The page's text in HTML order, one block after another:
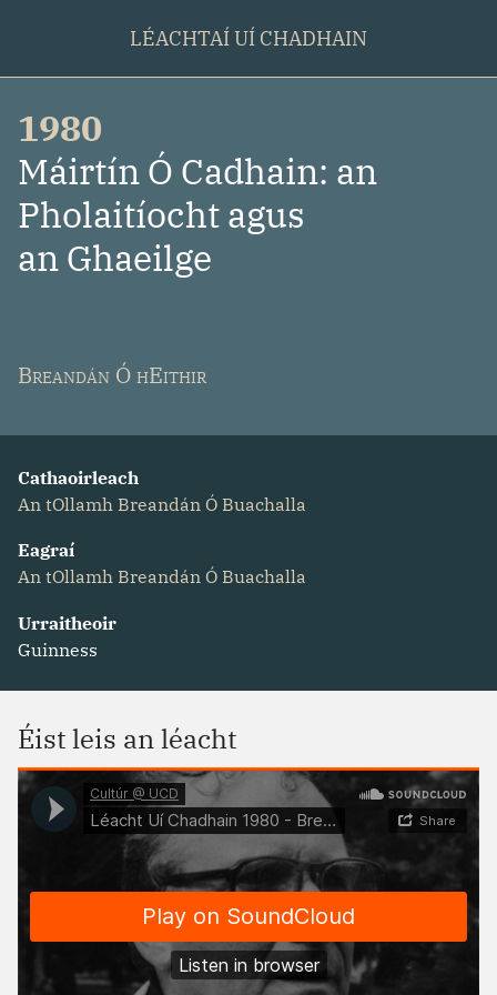
LÉACHTAÍ UÍ CHADHAIN
1980
Máirtín Ó Cadhain: an
Pholaitíocht agus
an Ghaeilge
Breandán Ó hEithir
Cathaoirleach
An tOllamh Breandán Ó Buachalla
Eagraí
An tOllamh Breandán Ó Buachalla
Urraitheoir
Guinness
Éist leis an léacht